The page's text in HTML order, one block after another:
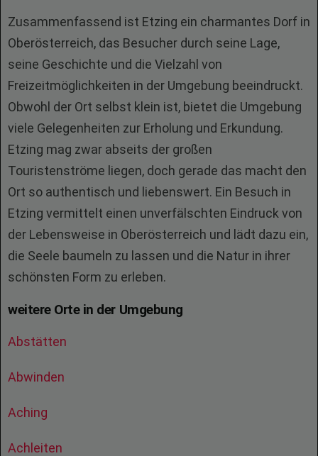
Zusammenfassend ist Etzing ein charmantes Dorf in
Oberösterreich, das Besucher durch seine Lage,
seine Geschichte und die Vielzahl von
Freizeitmöglichkeiten in der Umgebung beeindruckt.
Obwohl der Ort selbst klein ist, bietet die Umgebung
viele Gelegenheiten zur Erholung und Erkundung.
Etzing mag zwar abseits der großen
Touristenströme liegen, doch gerade das macht den
Ort so authentisch und liebenswert. Ein Besuch in
Etzing vermittelt einen unverfälschten Eindruck von
der Lebensweise in Oberösterreich und lädt dazu ein,
die Seele baumeln zu lassen und die Natur in ihrer
schönsten Form zu erleben.
weitere Orte in der Umgebung
Abstätten
Abwinden
Aching
Achleiten